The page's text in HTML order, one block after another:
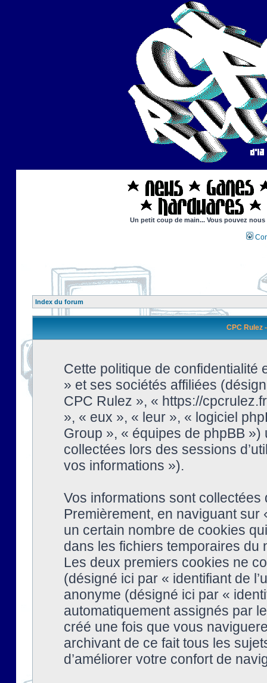
Un petit coup de main... Vous pouvez
Index du forum
CPC Rulez
Cette politique de confidentialité
» et ses sociétés affiliées
CPC Rulez », « https://
», « eux », « leur », « logiciel
Group », « équipes de phpBB
collectées lors des sessions
vos informations »).
Vos informations sont
Premièrement, en naviguant
un certain nombre de cookies
dans les fichiers temporaires du
Les deux premiers cookies ne
(désigné ici par « identifiant de
anonyme (désigné ici par «
automatiquement assignés par
créé une fois que vous
archivant de ce fait tous les
d’améliorer votre confort de